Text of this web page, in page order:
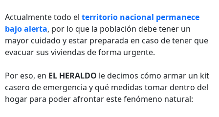
Actualmente todo el territorio nacional permanece
bajo alerta, por lo que la población debe tener un
mayor cuidado y estar preparada en caso de tener que
evacuar sus viviendas de forma urgente.
Por eso, en EL HERALDO le decimos cómo armar un kit
casero de emergencia y qué medidas tomar dentro del
hogar para poder afrontar este fenómeno natural: